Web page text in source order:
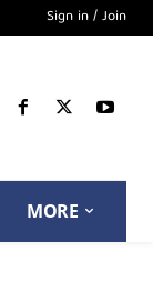
Sign in / Join
MORE